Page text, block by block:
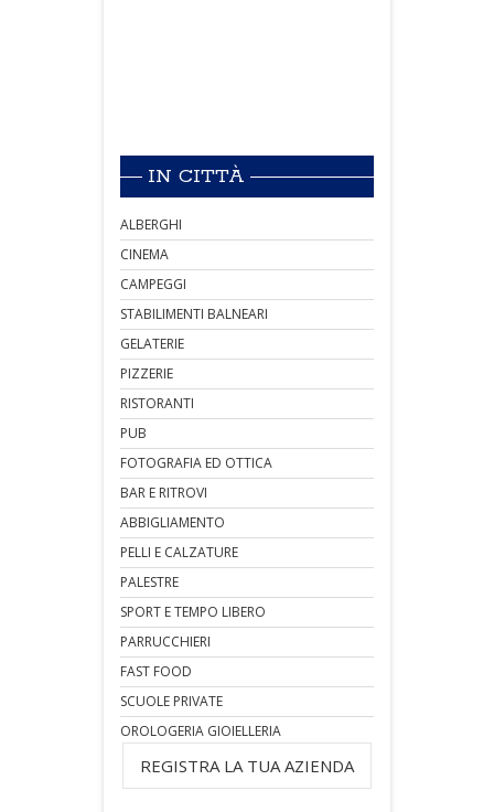
IN CITTÀ
ALBERGHI
CINEMA
CAMPEGGI
STABILIMENTI BALNEARI
GELATERIE
PIZZERIE
RISTORANTI
PUB
FOTOGRAFIA ED OTTICA
BAR E RITROVI
ABBIGLIAMENTO
PELLI E CALZATURE
PALESTRE
SPORT E TEMPO LIBERO
PARRUCCHIERI
FAST FOOD
SCUOLE PRIVATE
OROLOGERIA GIOIELLERIA
REGISTRA LA TUA AZIENDA